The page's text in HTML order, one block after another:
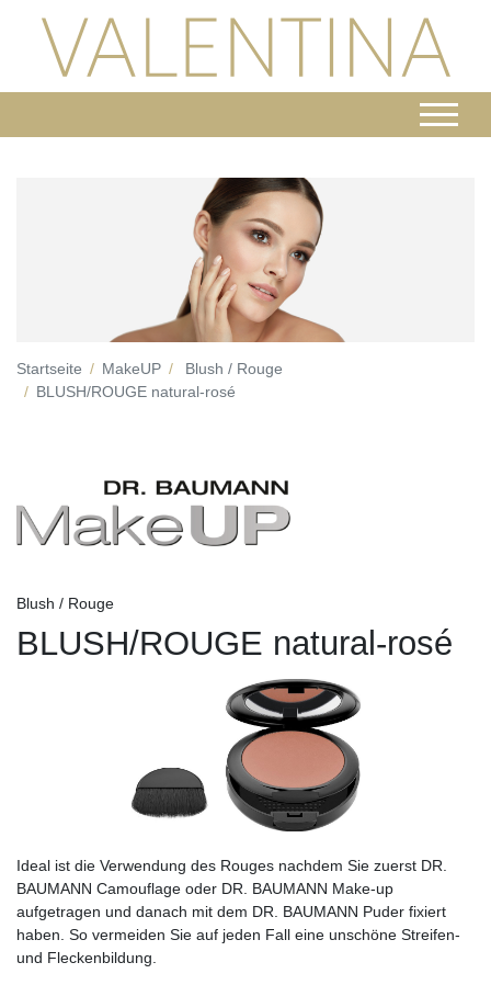
Startseite MakeUP
Blush / Rouge
BLUSH/ROUGE natural-rosé
Blush / Rouge
BLUSH/ROUGE natural-rosé
Ideal ist die Verwendung des Rouges nachdem Sie zuerst DR.
BAUMANN Camouflage oder DR. BAUMANN Make-up
aufgetragen und danach mit dem DR. BAUMANN Puder fixiert
haben. So vermeiden Sie auf jeden Fall eine unschöne Streifen-
und Fleckenbildung.